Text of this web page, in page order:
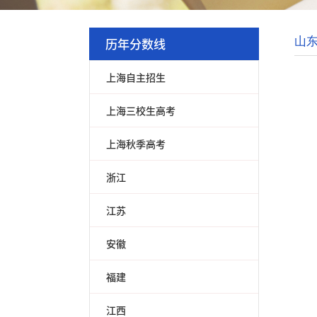
历年分数线
上海自主招生
上海三校生高考
上海秋季高考
浙江
江苏
安徽
福建
江西
山